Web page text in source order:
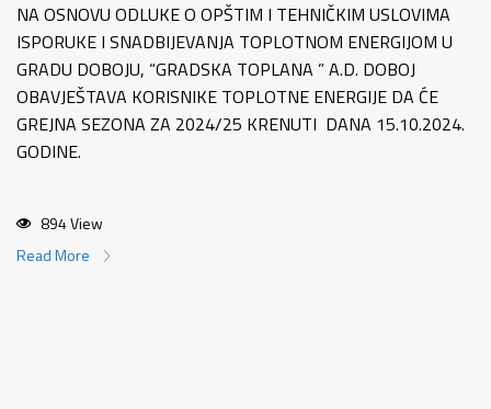
NA OSNOVU ODLUKE O OPŠTIM I TEHNIČKIM USLOVIMA
ISPORUKE I SNADBIJEVANJA TOPLOTNOM ENERGIJOM U
GRADU DOBOJU, “GRADSKA TOPLANA ” A.D. DOBOJ
OBAVJEŠTAVA KORISNIKE TOPLOTNE ENERGIJE DA ĆE
GREJNA SEZONA ZA 2024/25 KRENUTI DANA 15.10.2024.
GODINE.
894 View
Read More